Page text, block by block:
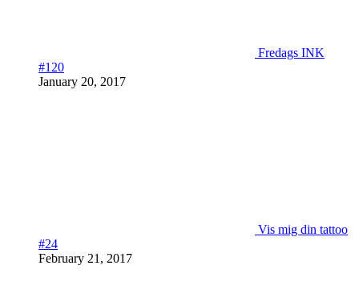
Fredags INK
#120
January 20, 2017
Vis mig din tattoo
#24
February 21, 2017